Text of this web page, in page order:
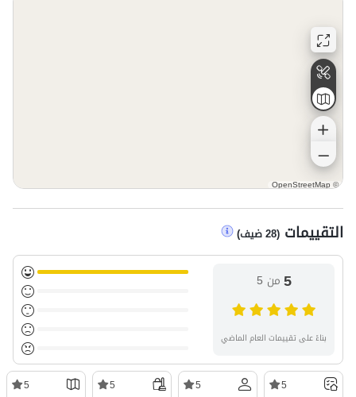
©
OpenStreetMap
التقييمات (
28ضيف)
5من 5
بناءً على تقييمات العام الماضي
5
5
5
5